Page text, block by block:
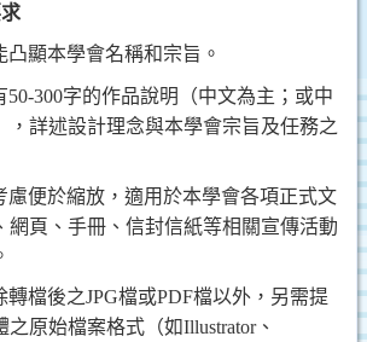
凸顯本學會名稱和宗旨。
50-300字的作品說明（中文為主；或中
，詳述設計理念與本學會宗旨及任務之
慮便於縮放，適用於本學會各項正式文
網頁、手冊、信封信紙等相關宣傳活動
轉檔後之JPG檔或PDF檔以外，另需提
之原始檔案格式（如Illustrator、